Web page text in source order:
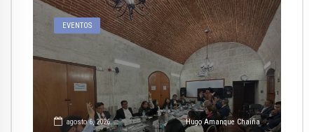
EVENTOS
agosto 6, 2026 Hugo Amanque Chaiña